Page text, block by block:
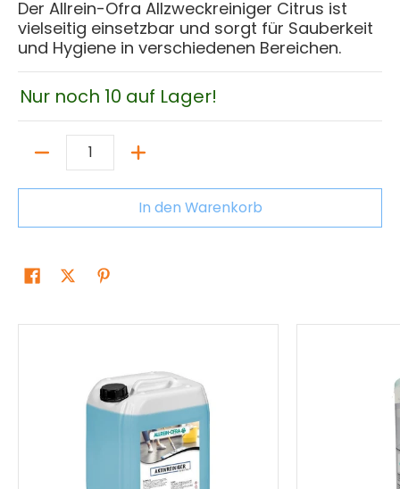
Der Allrein-Ofra Allzweckreiniger Citrus ist
vielseitig einsetzbar und sorgt für Sauberkeit
und Hygiene in verschiedenen Bereichen.
Nur noch 10 auf Lager!
Menge
In den Warenkorb